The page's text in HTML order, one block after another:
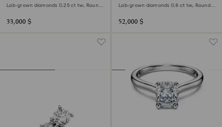
Lab-grown diamonds 0.25 ct tw, Round
33,000 $
Lab-grown diamonds 0.8 ct tw, Round
52,000 $